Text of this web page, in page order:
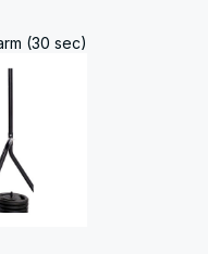
(30 sec)